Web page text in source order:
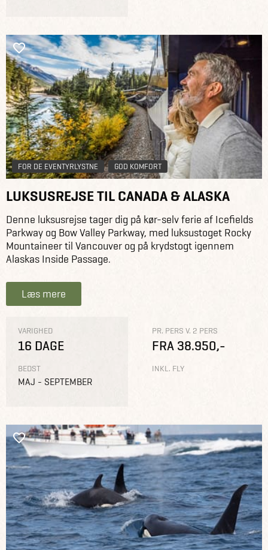
FOR DE EVENTYRLYSTNE GOD KOMFORT
LUKSUSREJSE TIL CANADA & ALASKA
Denne luksusrejse tager dig på kør-selv ferie af Icefields
Parkway og Bow Valley Parkway, med luksustoget Rocky
Mountaineer til Vancouver og på krydstogt igennem
Alaskas Inside Passage.
Læs mere
VARIGHED
16 DAGE
BEDST
MAJ - SEPTEMBER
PR. PERS V. 2 PERS
FRA 38.950,-
INKL. FLY